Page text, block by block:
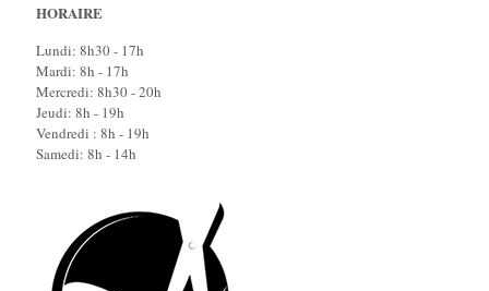
HORAIRE
Lundi: 8h30 - 17h
Mardi: 8h - 17h
Mercredi: 8h30 - 20h
Jeudi: 8h - 19h
Vendredi : 8h - 19h
Samedi: 8h - 14h